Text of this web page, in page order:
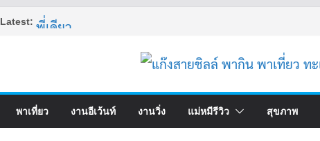
Latest: พี่เดียว
อ้วนแต่พยายาม 2
ครูเล่าผี มีอยู่ว่า 4
พาเที่ยว งานอีเว้นท์ งานวิ่ง แม่หมีรีวิว สุขภาพ